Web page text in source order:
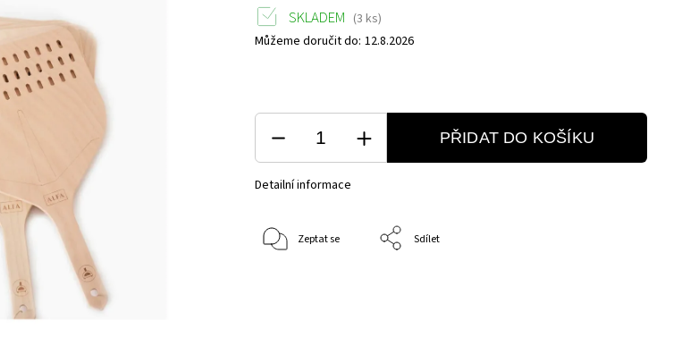
SKLADEM (3 ks)
Můžeme doručit do: 12.8.2026
PŘIDAT DO KOŠÍKU
Detailní informace
Zeptat se Sdílet